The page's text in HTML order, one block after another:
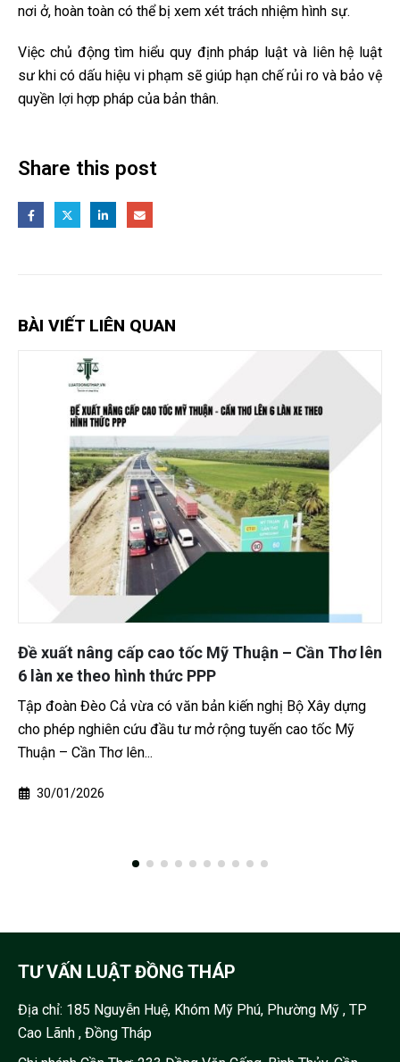
nơi ở, hoàn toàn có thể bị xem xét trách nhiệm hình sự.
Việc chủ động tìm hiểu quy định pháp luật và liên hệ luật
sư khi có dấu hiệu vi phạm sẽ giúp hạn chế rủi ro và bảo vệ
quyền lợi hợp pháp của bản thân.
Share this post
BÀI VIẾT LIÊN QUAN
Đề xuất nâng cấp cao tốc Mỹ Thuận – Cần Thơ lên
6 làn xe theo hình thức PPP
Tập đoàn Đèo Cả vừa có văn bản kiến nghị Bộ Xây dựng
cho phép nghiên cứu đầu tư mở rộng tuyến cao tốc Mỹ
Thuận – Cần Thơ lên...
30/01/2026
TƯ VẤN LUẬT ĐỒNG THÁP
Địa chỉ: 185 Nguyễn Huệ, Khóm Mỹ Phú, Phường Mỹ , TP
Cao Lãnh , Đồng Tháp